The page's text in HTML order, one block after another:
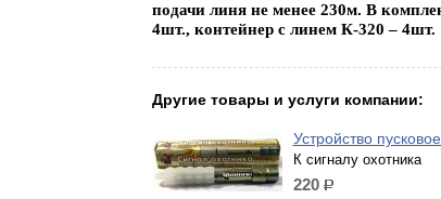
подачи линя не менее 230м. В
4шт., контейнер с линем К-320 – 4шт.
Другие товары и услуги компании:
Устройство пусковое
К сигналу охотника
220 р.